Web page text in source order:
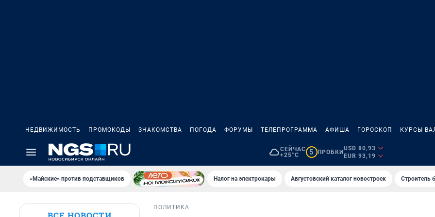
НЕДВИЖИМОСТЬ ПРОМОКОДЫ ЗНАКОМСТВА ПОГОДА ФОРУМЫ ТЕЛЕПРОГРАММА АФИША ГОРОСКОП КУРСЫ
СЕЙЧАС
+25°C
5 ПРОБКИ
USD 80,93
EUR 93,19
«Майские» против подставщиков Налог на электрокары Августовский каталог новостроек Строитель
ПОЛИТИКА